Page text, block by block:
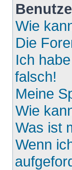
Wie
Die
Ich
falsch!
Meine
Wie
Was ist
Wenn